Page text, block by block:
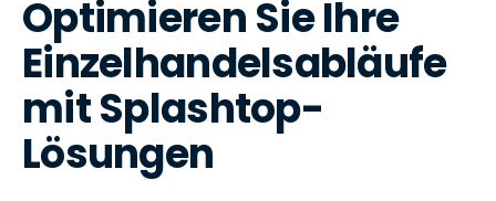
Optimieren Sie Ihre
Einzelhandelsabläufe
mit Splashtop-
Lösungen